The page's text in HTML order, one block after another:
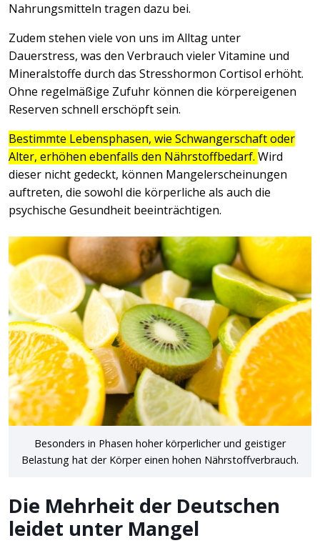
Nahrungsmitteln tragen dazu bei.
Zudem stehen viele von uns im Alltag unter
Dauerstress, was den Verbrauch vieler Vitamine und
Mineralstoffe durch das Stresshormon Cortisol erhöht.
Ohne regelmäßige Zufuhr können die körpereigenen
Reserven schnell erschöpft sein.
Bestimmte Lebensphasen, wie Schwangerschaft oder
Alter, erhöhen ebenfalls den Nährstoffbedarf. Wird
dieser nicht gedeckt, können Mangelerscheinungen
auftreten, die sowohl die körperliche als auch die
psychische Gesundheit beeinträchtigen.
Besonders in Phasen hoher körperlicher und geistiger
Belastung hat der Körper einen hohen Nährstoffverbrauch.
Die Mehrheit der Deutschen
leidet unter Mangel